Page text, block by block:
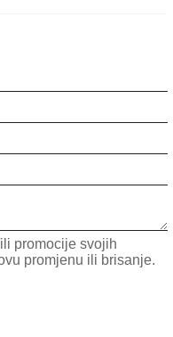
promocije svojih
promjenu ili brisanje.